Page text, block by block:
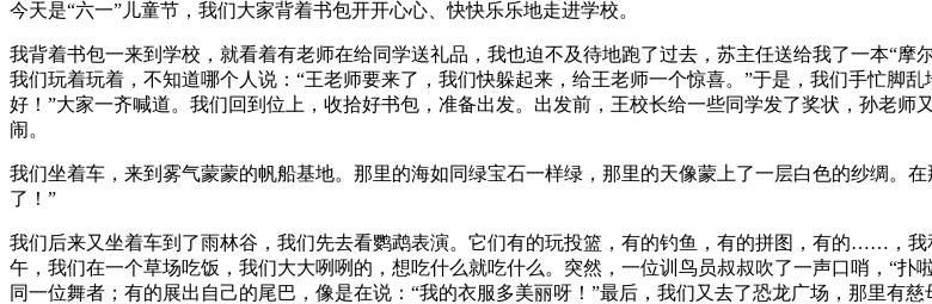
今天是“六一”儿童节，我们大家背着书包开开心心、快快乐乐地走进学校。
我背着书包一来到学校，就看着有老师在给同学送礼品，我也迫不及待地跑了过去，苏主任送给我了一本“摩
我们玩着玩着，不知道哪个人说：“王老师要来了，我们快躲起来，给王老师一个惊喜。”于是，我们手忙脚
好！”大家一齐喊道。我们回到位上，收拾好书包，准备出发。出发前，王校长给一些同学发了奖状，孙老
闹。
我们坐着车，来到雾气蒙蒙的帆船基地。那里的海如同绿宝石一样绿，那里的天像蒙上了一层白色的纱绸。
了！”
我们后来又坐着车到了雨林谷，我们先去看鹦鹉表演。它们有的玩投篮，有的钓鱼，有的拼图，有的……，
午，我们在一个草场吃饭，我们大大咧咧的，想吃什么就吃什么。突然，一位训鸟员叔叔吹了一声口哨，“
同一位舞者；有的展出自己的尾巴，像是在说：“我的衣服多美丽呀！”最后，我们又去了恐龙广场，那里有